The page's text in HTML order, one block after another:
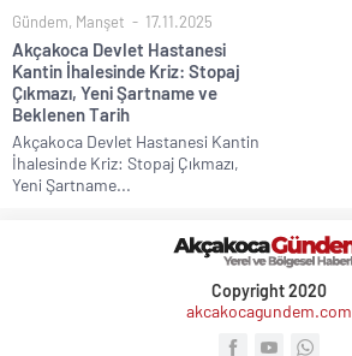
Gündem, Manşet 17.11.2025
Akçakoca Devlet Hastanesi
Kantin İhalesinde Kriz: Stopaj
Çıkmazı, Yeni Şartname ve
Beklenen Tarih
Akçakoca Devlet Hastanesi Kantin
İhalesinde Kriz: Stopaj Çıkmazı,
Yeni Şartname...
Copyright 2020
akcakocagundem.com